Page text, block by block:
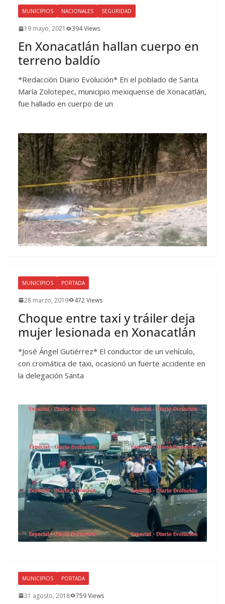
MUNICIPIOS NACIONALES SEGURIDAD
19 mayo, 2021 394 Views
En Xonacatlán hallan cuerpo en
terreno baldío
*Redacción Diario Evolución* En el poblado de Santa
María Zolotepec, municipio mexiquense de Xonacatlán,
fue hallado en cuerpo de un
MUNICIPIOS PORTADA
28 marzo, 2019 472 Views
Choque entre taxi y tráiler deja
mujer lesionada en Xonacatlán
*José Ángel Gutiérrez* El conductor de un vehículo,
con cromática de taxi, ocasionó un fuerte accidente en
la delegación Santa
MUNICIPIOS PORTADA
31 agosto, 2018 759 Views